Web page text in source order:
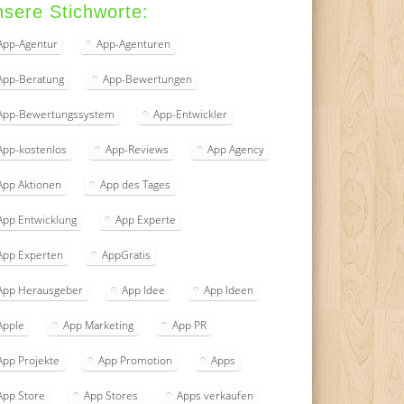
Stichworte:
Agentur App-Agenturen
Beratung App-Bewertungen
Bewertungssystem App-Entwickler
kostenlos App-Reviews App Agency
Aktionen App des Tages
Entwicklung App Experte
Experten AppGratis
Herausgeber App Idee App Ideen
App Marketing App PR
Projekte App Promotion Apps
Store App Stores Apps verkaufen